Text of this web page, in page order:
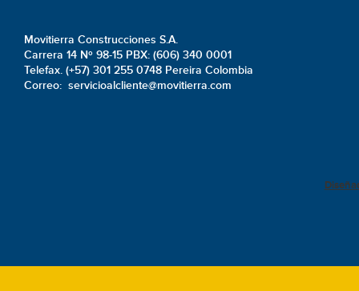
Movitierra Construcciones S.A.
Carrera 14 Nº 98-15 PBX: (606) 340 0001
Telefax. (+57) 301 255 0748 Pereira Colombia
Correo: servicioalcliente@movitierra.com